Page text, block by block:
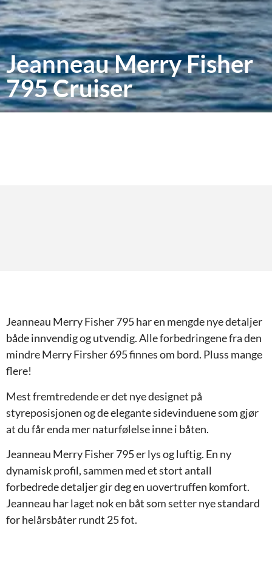
Jeanneau Merry Fisher
795 Cruiser
Jeanneau Merry Fisher 795 har en mengde nye detaljer
både innvendig og utvendig. Alle forbedringene fra den
mindre Merry Firsher 695 finnes om bord. Pluss mange
flere!
Mest fremtredende er det nye designet på
styreposisjonen og de elegante sidevinduene som gjør
at du får enda mer naturfølelse inne i båten.
Jeanneau Merry Fisher 795 er lys og luftig. En ny
dynamisk profil, sammen med et stort antall
forbedrede detaljer gir deg en uovertruffen komfort.
Jeanneau har laget nok en båt som setter nye standard
for helårsbåter rundt 25 fot.